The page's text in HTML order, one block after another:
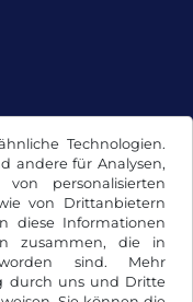
Technologien.
andere für Analysen,
personalisierten
von Drittanbietern
diese Informationen
zusammen, die in
sind. Mehr
durch uns und Dritte